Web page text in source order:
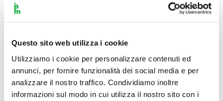
Questo sito web utilizza i cookie
Utilizziamo i cookie per personalizzare contenuti ed
annunci, per fornire funzionalità dei social media e per
analizzare il nostro traffico. Condividiamo inoltre
informazioni sul modo in cui utilizza il nostro sito con i